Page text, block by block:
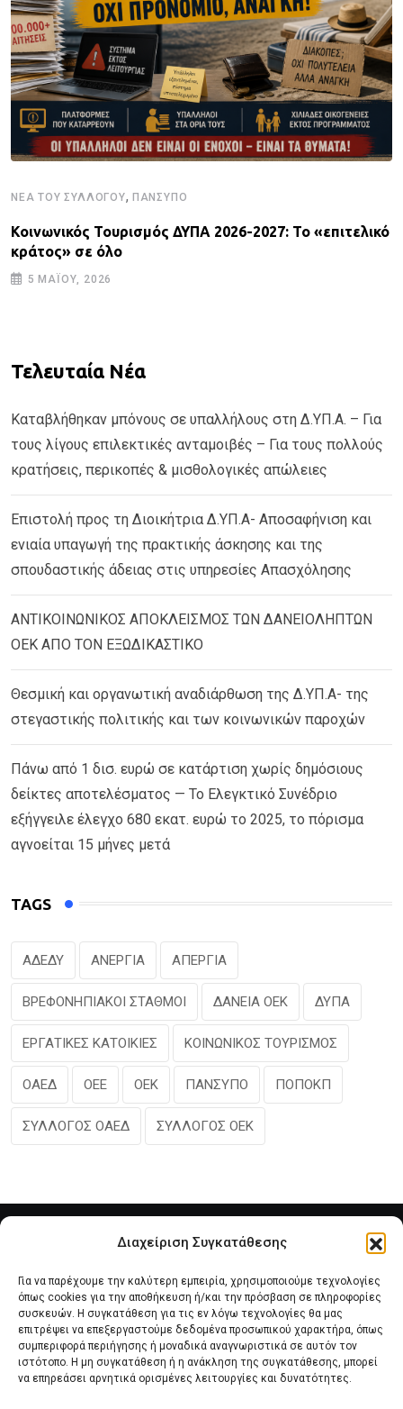
Διαχείριση Συγκατάθεσης
Για να παρέχουμε την καλύτερη εμπειρία, χρησιμοποιούμε τεχνολογίες
όπως cookies για την αποθήκευση ή/και την πρόσβαση σε πληροφορίες
συσκευών. Η συγκατάθεση για τις εν λόγω τεχνολογίες θα μας
επιτρέψει να επεξεργαστούμε δεδομένα προσωπικού χαρακτήρα, όπως
συμπεριφορά περιήγησης ή μοναδικά αναγνωριστικά σε αυτόν τον
ιστότοπο. Η μη συγκατάθεση ή η ανάκληση της συγκατάθεσης, μπορεί
να επηρεάσει αρνητικά ορισμένες λειτουργίες και δυνατότητες.
ΝΈΑ ΤΟΥ ΣΥΛΛΌΓΟΥ, ΠΑΝΣΥΠΟ
Κοινωνικός Τουρισμός ΔΥΠΑ 2026-2027: Το «επιτελικό
κράτος» σε όλο
5 ΜΑΪ́ΟΥ, 2026
Τελευταία Νέα
Καταβλήθηκαν μπόνους σε υπαλλήλους στη Δ.ΥΠ.Α. – Για
τους λίγους επιλεκτικές ανταμοιβές – Για τους πολλούς
κρατήσεις, περικοπές & μισθολογικές απώλειες
Επιστολή προς τη Διοικήτρια Δ.ΥΠ.Α- Αποσαφήνιση και
ενιαία υπαγωγή της πρακτικής άσκησης και της
σπουδαστικής άδειας στις υπηρεσίες Απασχόλησης
ΑΝΤΙΚΟΙΝΩΝΙΚΟΣ ΑΠΟΚΛΕΙΣΜΟΣ ΤΩΝ ΔΑΝΕΙΟΛΗΠΤΩΝ
ΟΕΚ ΑΠΟ ΤΟΝ ΕΞΩΔΙΚΑΣΤΙΚΟ
Θεσμική και οργανωτική αναδιάρθωση της Δ.ΥΠ.Α- της
στεγαστικής πολιτικής και των κοινωνικών παροχών
Πάνω από 1 δισ. ευρώ σε κατάρτιση χωρίς δημόσιους
δείκτες αποτελέσματος — Το Ελεγκτικό Συνέδριο
εξήγγειλε έλεγχο 680 εκατ. ευρώ το 2025, το πόρισμα
αγνοείται 15 μήνες μετά
TAGS
ΑΔΕΔΥ ΑΝΕΡΓΙΑ ΑΠΕΡΓΙΑ
ΒΡΕΦΟΝΗΠΙΑΚΟΙ ΣΤΑΘΜΟΙ ΔΑΝΕΙΑ ΟΕΚ ΔΥΠΑ
ΕΡΓΑΤΙΚΕΣ ΚΑΤΟΙΚΙΕΣ ΚΟΙΝΩΝΙΚΟΣ ΤΟΥΡΙΣΜΟΣ
ΟΑΕΔ ΟΕΕ ΟΕΚ ΠΑΝΣΥΠΟ ΠΟΠΟΚΠ
ΣΥΛΛΟΓΟΣ ΟΑΕΔ ΣΥΛΛΟΓΟΣ ΟΕΚ
Αρχική Νέα του Συλλόγου Θέματα e-Magazino